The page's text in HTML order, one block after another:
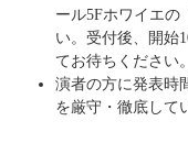
ール5Fホワイエの
い。受付後、開始
てお待ちください。
演者の方に発表時
を厳守・徹底して